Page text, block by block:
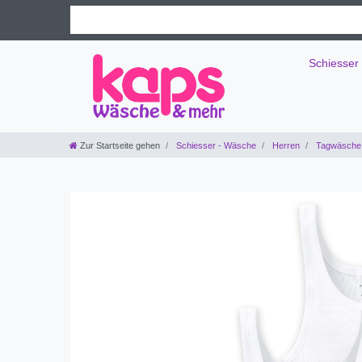
Schiesser
Zur Startseite gehen Schiesser - Wäsche Herren Tagwäsche